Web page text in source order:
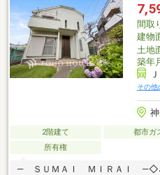
間取
建物
土地
築年
その他
2階建て 都市ガ
所有権
― ＳＵＭＡＩ ＭＩＲＡＩ